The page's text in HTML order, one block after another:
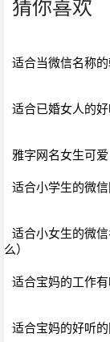
猜你喜欢
适合当微信名称
适合已婚女人的
雅字网名女生可
适合小学生的微
适合小女生的微
么）
适合宝妈的工作
适合宝妈的好听